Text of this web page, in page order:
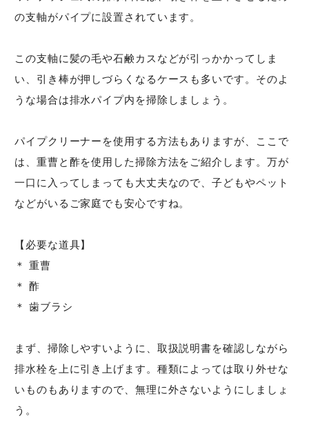
の支軸がパイプに設置されています。
この支軸に髪の毛や石鹸カスなどが引っかかってしま
い、引き棒が押しづらくなるケースも多いです。そのよ
うな場合は排水パイプ内を掃除しましょう。
パイプクリーナーを使用する方法もありますが、ここで
は、重曹と酢を使用した掃除方法をご紹介します。万が
一口に入ってしまっても大丈夫なので、子どもやペット
などがいるご家庭でも安心ですね。
【必要な道具】
＊ 重曹
＊ 酢
＊ 歯ブラシ
まず、掃除しやすいように、取扱説明書を確認しながら
排水栓を上に引き上げます。種類によっては取り外せな
いものもありますので、無理に外さないようにしましょ
う。